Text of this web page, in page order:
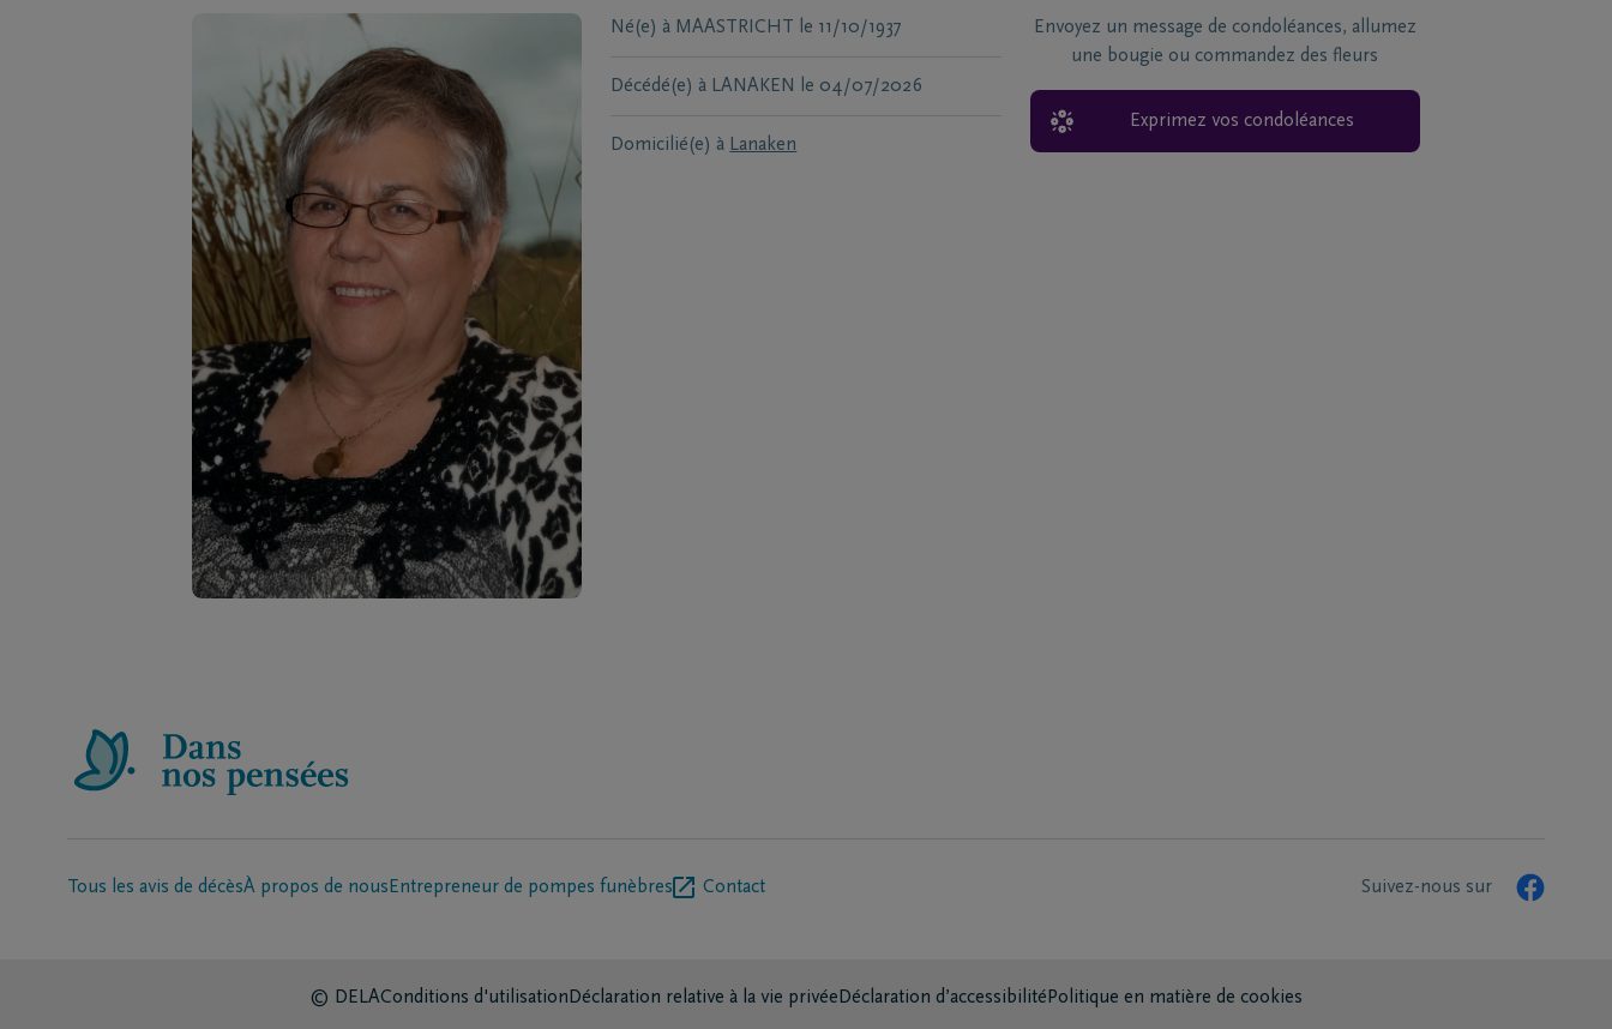
Né(e) à MAASTRICHT le 11/10/1937
Décédé(e) à LANAKEN le 04/07/2026
Domicilié(e) à Lanaken
Envoyez un message de condoléances, allumez
une bougie ou commandez des fleurs
Exprimez vos condoléances
Tous les avis de décèsÀ propos de nous Entrepreneur de pompes funèbres Contact Suivez-nous sur
© DELAConditions d'utilisation Déclaration relative à la vie privée Déclaration d’accessibilité Politique en matière de cookies